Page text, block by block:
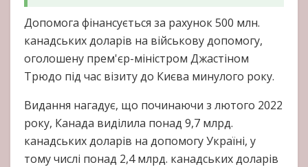
Допомога фінансується за рахунок 500 млн.
канадських доларів на військову допомогу,
оголошену прем'єр-міністром Джастіном
Трюдо під час візиту до Києва минулого року.
Видання нагадує, що починаючи з лютого 2022
року, Канада виділила понад 9,7 млрд.
канадських доларів на допомогу Україні, у
тому числі понад 2,4 млрд. канадських доларів